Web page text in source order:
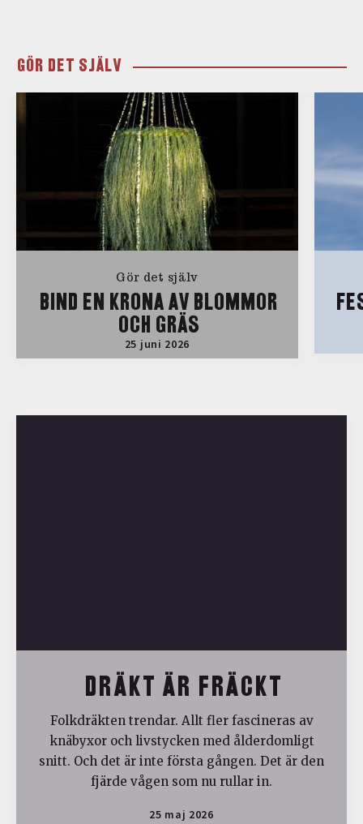
GÖR DET SJÄLV
Gör det själv
BIND EN KRONA AV BLOMMOR
OCH GRÄS
25 juni 2026
DRÄKT ÄR FRÄCKT
Folkdräkten trendar. Allt fler fascineras av
knäbyxor och livstycken med ålderdomligt
snitt. Och det är inte första gången. Det är den
fjärde vågen som nu rullar in.
25 maj 2026